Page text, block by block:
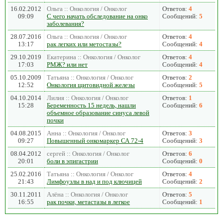
16.02.2012
09:09
Ольга :: Онкология / Онколог
С чего начать обследование на онко
заболевания?
Ответов: 4
Сообщений: 5
28.07.2016
13:17
Ольга :: Онкология / Онколог
рак легких или метостазы?
Ответов: 4
Сообщений: 4
29.10.2019
17:03
Екатерина :: Онкология / Онколог
РМЖ? или нет
Ответов: 4
Сообщений: 4
05.10.2009
12:52
Татьяна :: Онкология / Онколог
Онкология щитовидной железы
Ответов: 2
Сообщений: 5
04.10.2014
15:28
Лилия :: Онкология / Онколог
Беременность 15 недель, нашли
объемное образование синуса левой
почки
Ответов: 1
Сообщений: 6
04.08.2015
09:27
Анна :: Онкология / Онколог
Повышенный онкомаркер СА 72-4
Ответов: 3
Сообщений: 3
08.04.2012
20:01
сергей :: Онкология / Онколог
боли в эпигастрии
Ответов: 6
Сообщений: 0
25.02.2016
21:43
Татьяна :: Онкология / Онколог
Лимфоузлы в над и под ключицей
Ответов: 4
Сообщений: 2
30.11.2011
16:55
Алёна :: Онкология / Онколог
рак почки, метастазы в легкое
Ответов: 5
Сообщений: 1